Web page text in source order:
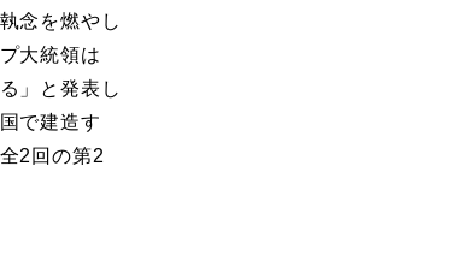
念を燃やし
大統領は
」と発表し
で建造す
2回の第2